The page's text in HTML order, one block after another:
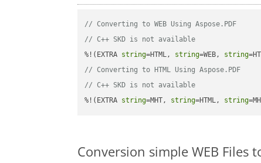
// Converting to WEB Using Aspose.PDF
// C++ SKD is not available
%!(EXTRA string=HTML, string=WEB, string
// Converting to HTML Using Aspose.PDF
// C++ SKD is not available
%!(EXTRA string=MHT, string=HTML, string
Conversion simple WEB Files